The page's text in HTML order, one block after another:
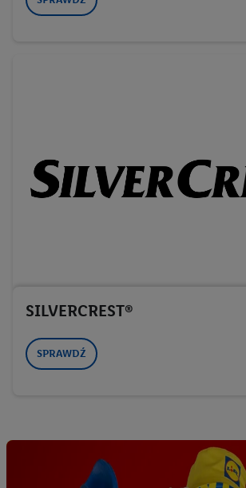
SILVERCREST®
SPRAWDŹ